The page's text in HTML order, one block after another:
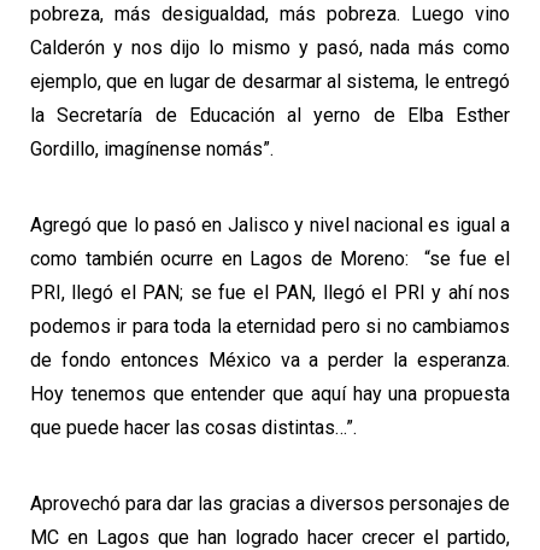
pobreza, más desigualdad, más pobreza. Luego vino
Calderón y nos dijo lo mismo y pasó, nada más como
ejemplo, que en lugar de desarmar al sistema, le entregó
la Secretaría de Educación al yerno de Elba Esther
Gordillo, imagínense nomás”.
Agregó que lo pasó en Jalisco y nivel nacional es igual a
como también ocurre en Lagos de Moreno: “se fue el
PRI, llegó el PAN; se fue el PAN, llegó el PRI y ahí nos
podemos ir para toda la eternidad pero si no cambiamos
de fondo entonces México va a perder la esperanza.
Hoy tenemos que entender que aquí hay una propuesta
que puede hacer las cosas distintas…”.
Aprovechó para dar las gracias a diversos personajes de
MC en Lagos que han logrado hacer crecer el partido,